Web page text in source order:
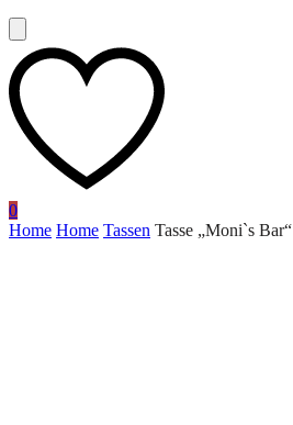
0
Home Home Tassen Tasse „Moni`s Bar“